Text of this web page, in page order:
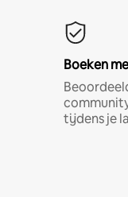
Boeken
tijdens je